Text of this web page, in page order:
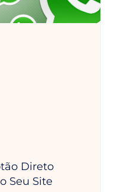
Direto
Seu Site